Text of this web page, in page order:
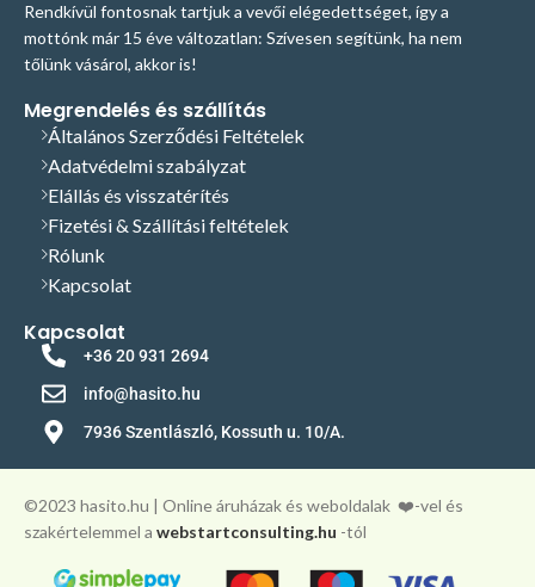
Rendkívül fontosnak tartjuk a vevői elégedettséget, így a
mottónk már 15 éve változatlan: Szívesen segítünk, ha nem
tőlünk vásárol, akkor is!
Megrendelés és szállítás
Általános Szerződési Feltételek
Adatvédelmi szabályzat
Elállás és visszatérítés
Fizetési & Szállítási feltételek
Rólunk
Kapcsolat
Kapcsolat
+36 20 931 2694
info@hasito.hu
7936 Szentlászló, Kossuth u. 10/A.
©️2023 hasito.hu | Online áruházak és weboldalak ❤️-vel és
szakértelemmel a webstartconsulting.hu -tól